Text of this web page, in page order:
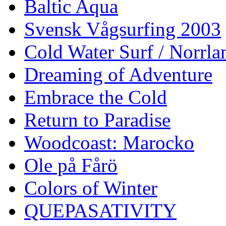
Baltic Aqua
Svensk Vågsurfing 2003
Cold Water Surf /
Dreaming of Adventure
Embrace the Cold
Return to Paradise
Woodcoast: Marocko
Ole på Fårö
Colors of Winter
QUEPASATIVITY